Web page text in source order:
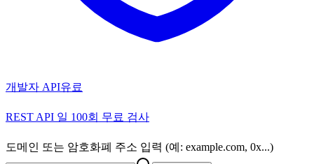
개발자 API유료
REST API 일 100회 무료 검사
도메인 또는 암호화폐 주소 입력 (예: example.com, 0x...)